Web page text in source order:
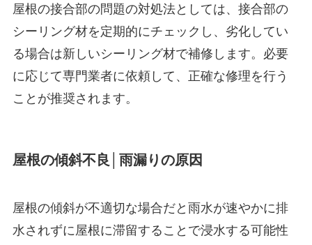
屋根の接合部の問題の対処法としては、接合部の
シーリング材を定期的にチェックし、劣化してい
る場合は新しいシーリング材で補修します。必要
に応じて専門業者に依頼して、正確な修理を行う
ことが推奨されます。
屋根の傾斜不良│雨漏りの原因
屋根の傾斜が不適切な場合だと雨水が速やかに排
水されずに屋根に滞留することで浸水する可能性